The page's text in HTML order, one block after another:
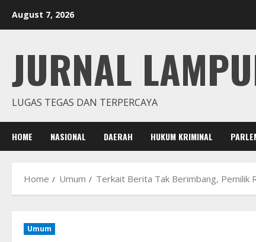
August 7, 2026
JURNAL
LUGAS TEGAS DAN TERPERCAYA
HOME NASIONAL DAERAH HUKUM KRIMINAL
Home Umum Terkait Berita Tak Berimbang, Pemilik
Umum